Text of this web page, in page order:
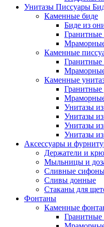
Унитазы Писсуары
Каменные биде
Биде из
Гранитные
Каменные
Гранитные
Каменные
Гранитные
Унитазы
Унитазы
Унитазы
Унитазы
Аксессуары и
Держатели и
Мыльницы и
Сливные
Сливы донные
Стаканы для
Фонтаны
Каменные